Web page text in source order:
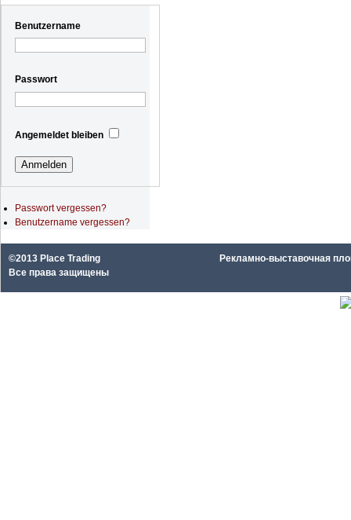
Benutzername
Passwort
Angemeldet bleiben
Passwort vergessen?
Benutzername vergessen?
©2013 Place Trading
Все права защищены
Рекламно-выставочная